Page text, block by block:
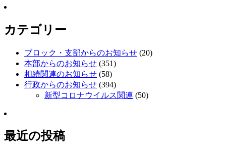
カテゴリー
ブロック・支部からのお知らせ (20)
本部からのお知らせ (351)
相続関連のお知らせ (58)
行政からのお知らせ (394)
新型コロナウイルス関連 (50)
最近の投稿